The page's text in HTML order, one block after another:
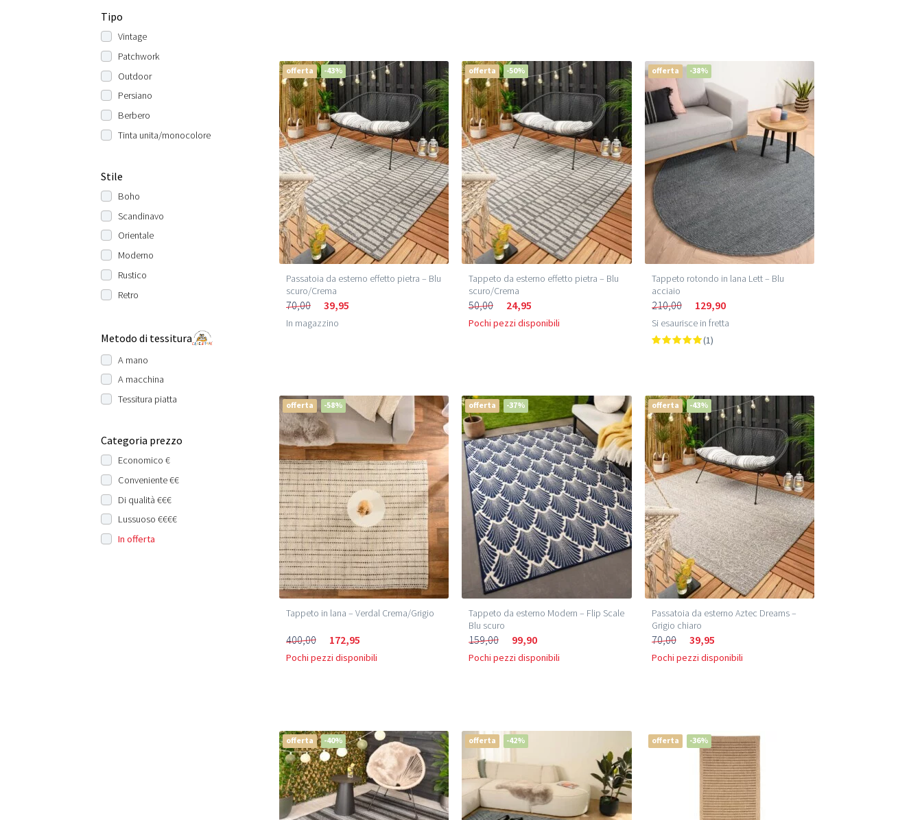
Tipo
Vintage
Patchwork
Outdoor
Persiano
Berbero
Tinta unita/monocolore
Stile
Boho
Scandinavo
Orientale
Moderno
Rustico
Retro
Metodo di tessitura
A mano
A macchina
Tessitura piatta
Categoria prezzo
Economico €
Conveniente €€
Di qualità €€€
Lussuoso €€€€
In offerta
offerta -43%
Passatoia da esterno effetto pietra – Blu
scuro/Crema
70,00 39,95
In magazzino
offerta -50%
Tappeto da esterno effetto pietra – Blu
scuro/Crema
50,00 24,95
Pochi pezzi disponibili
offerta -38%
Tappeto rotondo in lana Lett – Blu
acciaio
210,00 129,90
Si esaurisce in fretta
(1)
offerta -58%
Tappeto in lana – Verdal Crema/Grigio
400,00 172,95
Pochi pezzi disponibili
offerta -37%
Tappeto da esterno Modern – Flip Scale
Blu scuro
159,00 99,90
Pochi pezzi disponibili
offerta -43%
Passatoia da esterno Aztec Dreams –
Grigio chiaro
70,00 39,95
Pochi pezzi disponibili
offerta -40% offerta -42% offerta -36%